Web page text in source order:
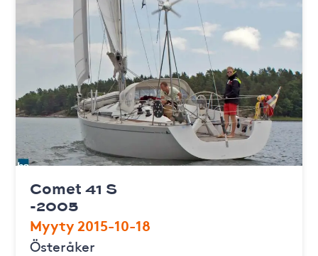
Comet 41 S
-2005
Myyty 2015-10-18
Österåker